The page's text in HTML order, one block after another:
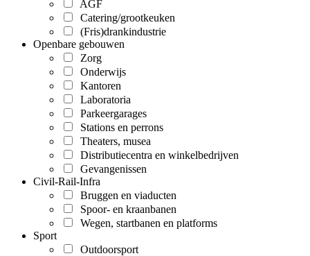
AGF
Catering/grootkeuken
(Fris)drankindustrie
Openbare gebouwen
Zorg
Onderwijs
Kantoren
Laboratoria
Parkeergarages
Stations en perrons
Theaters, musea
Distributiecentra en winkelbedrijven
Gevangenissen
Civil-Rail-Infra
Bruggen en viaducten
Spoor- en kraanbanen
Wegen, startbanen en platforms
Sport
Outdoorsport